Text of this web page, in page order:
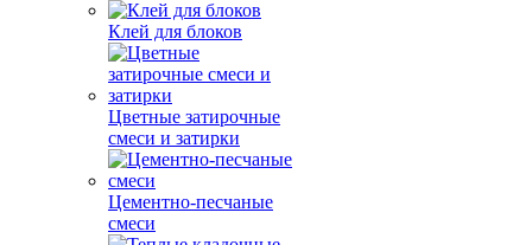
Клей для блоков
Цветные затирочные
смеси и затирки
Цементно-песчаные
смеси